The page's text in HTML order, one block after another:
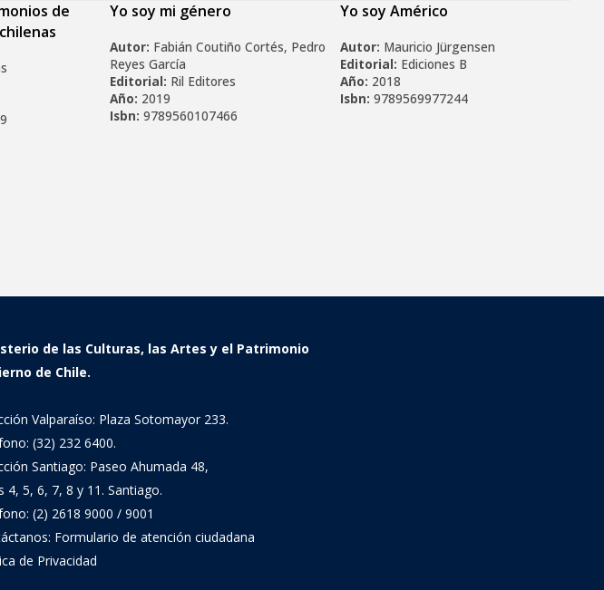
de
Yo soy mi género
Autor: Fabián Coutiño Cortés, Pedro
Reyes García
Editorial: Ril Editores
Año: 2019
Isbn: 9789560107466
Yo soy Américo
Autor: Mauricio Jürgensen
Editorial: Ediciones B
Año: 2018
Isbn: 9789569977244
de las Culturas, las Artes y el Patrimonio
de Chile.
Valparaíso: Plaza Sotomayor 233.
(32) 232 6400.
Santiago: Paseo Ahumada 48,
4, 5, 6, 7, 8 y 11. Santiago.
(2) 2618 9000 / 9001
Formulario de atención ciudadana
de Privacidad